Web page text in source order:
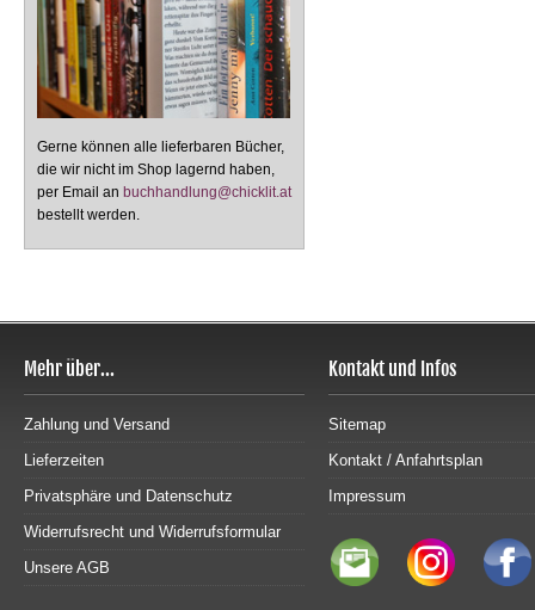
Gerne können alle lieferbaren Bücher,
die wir nicht im Shop lagernd haben,
per Email an buchhandlung@chicklit.at
bestellt werden.
Mehr über...
Zahlung und Versand
Lieferzeiten
Privatsphäre und Datenschutz
Widerrufsrecht und Widerrufsformular
Unsere AGB
Kontakt und Infos
Sitemap
Kontakt / Anfahrtsplan
Impressum